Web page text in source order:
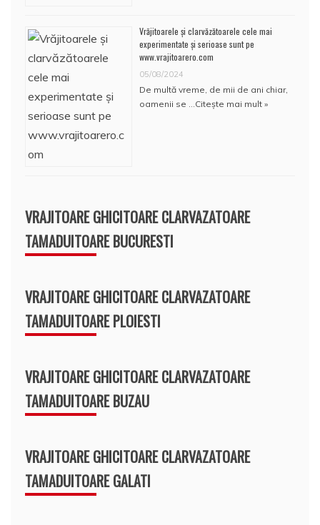
Vrăjitoarele și clarvăzătoarele cele mai
experimentate și serioase sunt pe
www.vrajitoarero.com
05/08/2024
De multă vreme, de mii de ani chiar,
oamenii se …Citește mai mult »
VRAJITOARE GHICITOARE CLARVAZATOARE
TAMADUITOARE BUCURESTI
VRAJITOARE GHICITOARE CLARVAZATOARE
TAMADUITOARE PLOIESTI
VRAJITOARE GHICITOARE CLARVAZATOARE
TAMADUITOARE BUZAU
VRAJITOARE GHICITOARE CLARVAZATOARE
TAMADUITOARE GALATI